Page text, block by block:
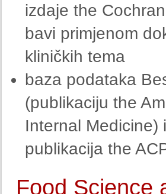
izdaje the
bavi primjenom
kliničkih tema
baza podataka
(publikaciju the
Internal Medicine)
publikacija the
Food Science